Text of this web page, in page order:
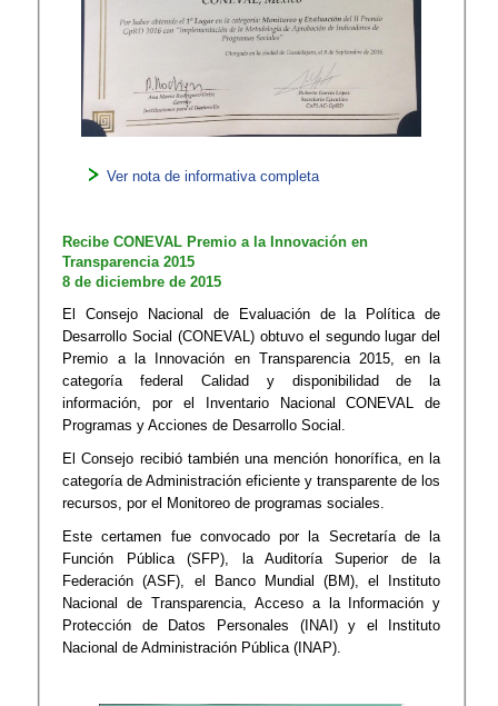
Ver nota de i​nformativa completa​​​
​Recibe CONEVAL Premio a la Innovación en
Transparencia 2015
​8 de diciembre de 2015​​
​El Consejo Nacional de Evaluación de la Política de
Desarrollo Social (CONEVAL) obtuvo el segundo lugar del
Premio a la Innovación en Transparencia 2015, en la
categoría federal Calidad y disponibilidad de la
información, por el Inventario Nacional CONEVAL de
Programas y Acciones de Desarrollo Social.
El Consejo recibió también una mención honorífica, en la
categoría de Administración eficiente y transparente de los
recursos, por el Monitoreo de programas sociales.
​Este certamen fue convocado por la Secretaría de la
Función Pública (SFP), la Auditoría Superior de la
Federación (ASF), el Banco Mundial (BM), el Instituto
Nacional de Transparencia, Acceso a la Información y
Protección de Datos Personales (INAI) y el Instituto
Nacional de Administración Pública (INAP).